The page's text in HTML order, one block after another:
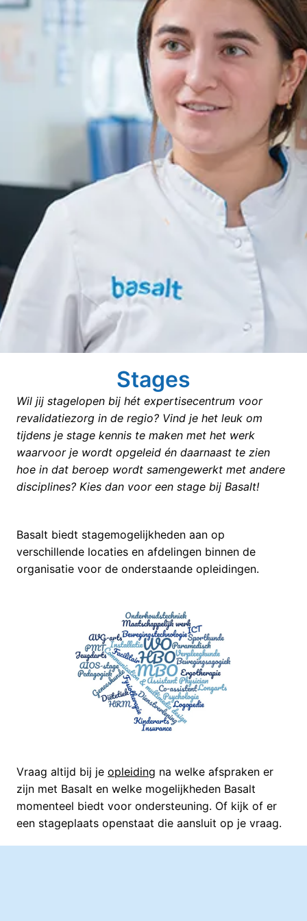
Stages
Wil jij stagelopen bij hét expertisecentrum voor
revalidatiezorg in de regio? Vind je het leuk om
tijdens je stage kennis te maken met het werk
waarvoor je wordt opgeleid én daarnaast te zien
hoe in dat beroep wordt samengewerkt met andere
disciplines? Kies dan voor een stage bij Basalt!
Basalt biedt stagemogelijkheden aan op
verschillende locaties en afdelingen binnen de
organisatie voor de onderstaande opleidingen.
Vraag altijd bij je opleiding na welke afspraken er
zijn met Basalt en welke mogelijkheden Basalt
momenteel biedt voor ondersteuning. Of kijk of er
een stageplaats openstaat die aansluit op je vraag.